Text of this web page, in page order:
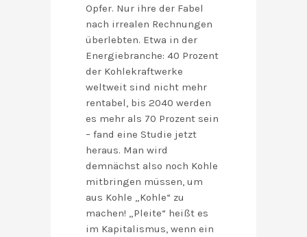
Opfer. Nur ihre der Fabel
nach irrealen Rechnungen
überlebten. Etwa in der
Energiebranche: 40 Prozent
der Kohlekraftwerke
weltweit sind nicht mehr
rentabel, bis 2040 werden
es mehr als 70 Prozent sein
– fand eine Studie jetzt
heraus. Man wird
demnächst also noch Kohle
mitbringen müssen, um
aus Kohle „Kohle“ zu
machen! „Pleite“ heißt es
im Kapitalismus, wenn ein